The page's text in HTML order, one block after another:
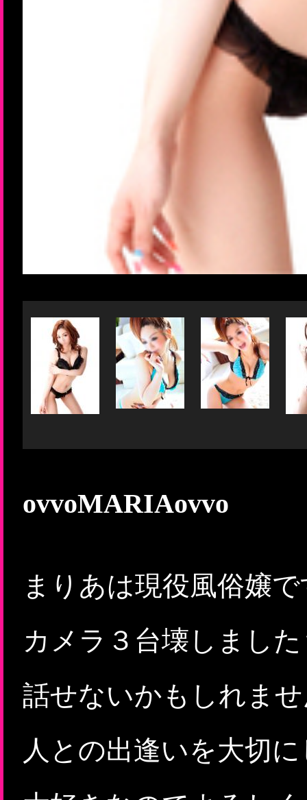
ovvoMARIAovvo
まりあは現役風俗嬢
カメラ３台壊しまし
話せないかもしれま
人との出逢いを大切